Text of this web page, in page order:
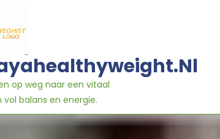
op weg naar een vitaal
vol balans en energie.